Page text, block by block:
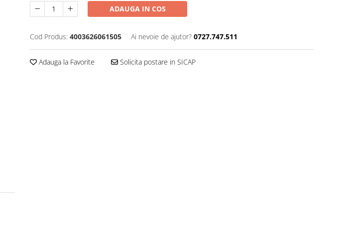
ADAUGA IN COS
Cod Produs: 4003626061505 Ai nevoie de ajutor? 0727.747.511
Adauga la Favorite Solicita postare in SICAP